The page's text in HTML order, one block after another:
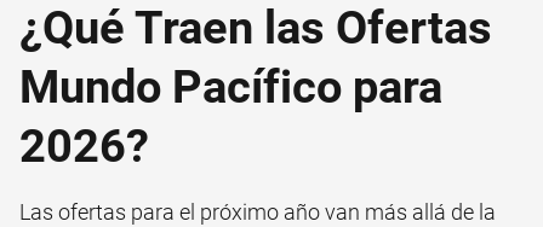
¿Qué Traen las Ofertas
Mundo Pacífico para
2026?
Las ofertas para el próximo año van más allá de la